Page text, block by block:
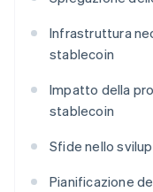
Infrastruttura
stablecoin
Impatto della
stablecoin
Sfide nello
Pianificazione